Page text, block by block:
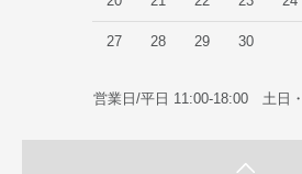
27 28 29 30
営業日/平日 11:00-18:00 土日